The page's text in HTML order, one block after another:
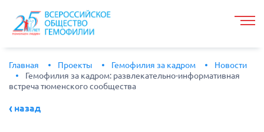
Главная Проекты Гемофилия за кадром
Новости
Гемофилия за кадром: развлекательно-информативная
встреча тюменского сообщества
назад